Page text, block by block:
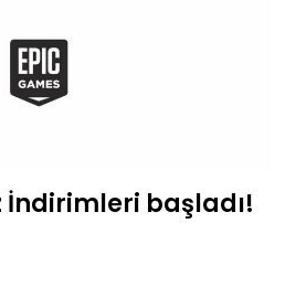
İndirimleri başladı!